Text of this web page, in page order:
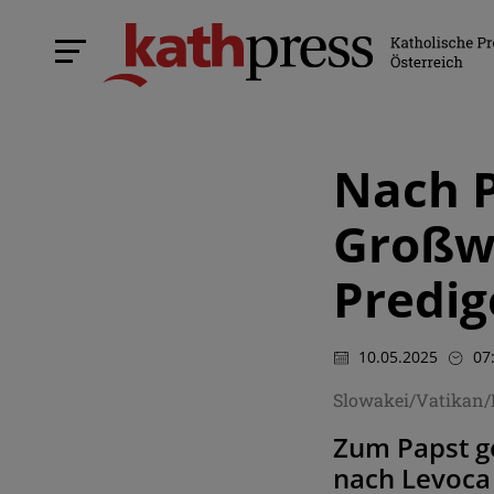
Nach
10.05.2025
Slowakei/
Zum Papst
nach